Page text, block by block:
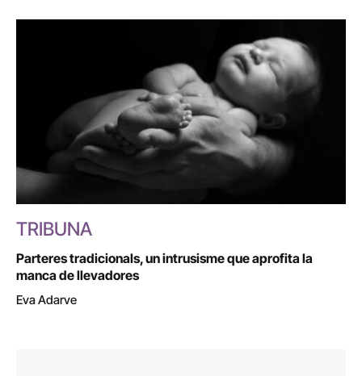
TRIBUNA
Parteres tradicionals, un intrusisme que aprofita la
manca de llevadores
Eva Adarve